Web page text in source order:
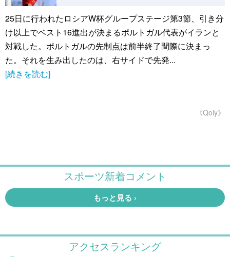
25日に行われたロシアW杯グループステージ第3節、引き分
け以上でベスト16進出が決まるポルトガル代表がイランと
対戦した。ポルトガルの先制点は前半終了間際に決まっ
た。それを生み出したのは、右サイドで先発...
[続きを読む]
《Qoly》
アクセスランキング